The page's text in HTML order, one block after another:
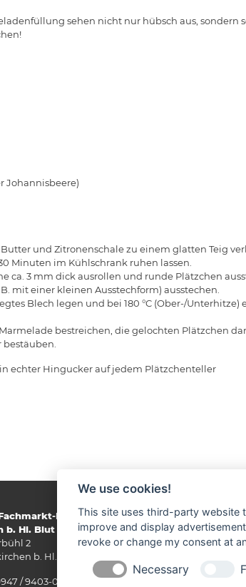
sehen nicht nur hübsch aus, sondern
Johannisbeere)
und Zitronenschale zu einem glatten Teig
Minuten im Kühlschrank ruhen lassen.
ca. 3 mm dick ausrollen und runde Plätzchen
mit einer kleinen Ausstechform) ausstechen.
Blech legen und bei 180 °C (Ober-/Unterhitze)
bestreichen, die gelochten Plätzchen
echter Hingucker auf jedem Plätzchenteller
Lagerhaus
b. Hl. Blut
2
b. Hl. Blut
/ 9403-0
We use cookies!
This site uses third-party website
improve and display
revoke or change my consent at
Necessary